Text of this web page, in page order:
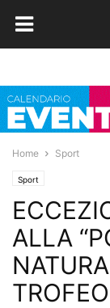
Home Sport
Sport
ALLA